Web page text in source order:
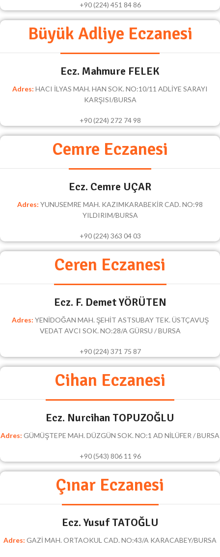
+90 (224) 451 84 86
Büyük Adliye Eczanesi
Ecz. Mahmure FELEK
Adres: HACI İLYAS MAH. HAN SOK. NO:10/11 ADLİYE SARAYI
KARŞISI/BURSA
+90 (224) 272 74 98
Cemre Eczanesi
Ecz. Cemre UÇAR
Adres: YUNUSEMRE MAH. KAZIMKARABEKİR CAD. NO:98
YILDIRIM/BURSA
+90 (224) 363 04 03
Ceren Eczanesi
Ecz. F. Demet YÖRÜTEN
Adres: YENİDOĞAN MAH. ŞEHİT ASTSUBAY TEK. ÜSTÇAVUŞ
VEDAT AVCI SOK. NO:28/A GÜRSU / BURSA
+90 (224) 371 75 87
Cihan Eczanesi
Ecz. Nurcihan TOPUZOĞLU
Adres: GÜMÜŞTEPE MAH. DÜZGÜN SOK. NO:1 AD NİLÜFER / BURSA
+90 (543) 806 11 96
Çınar Eczanesi
Ecz. Yusuf TATOĞLU
Adres: GAZİ MAH. ORTAOKUL CAD. NO:43/A KARACABEY/BURSA